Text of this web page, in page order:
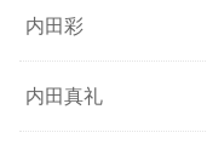
内田彩
内田真礼